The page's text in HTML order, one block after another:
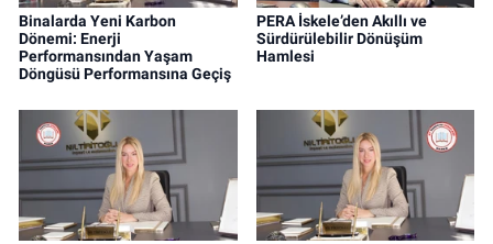
Binalarda Yeni Karbon
Dönemi: Enerji
Performansından Yaşam
Döngüsü Performansına Geçiş
PERA İskele’den Akıllı ve
Sürdürülebilir Dönüşüm
Hamlesi